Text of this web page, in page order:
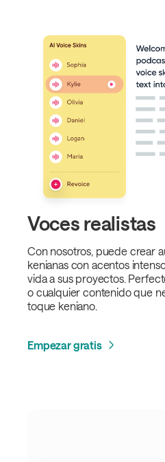
Voces realistas
Con nosotros, puede crear
kenianas con acentos
vida a sus proyectos.
o cualquier contenido que
toque keniano.
Empezar gratis